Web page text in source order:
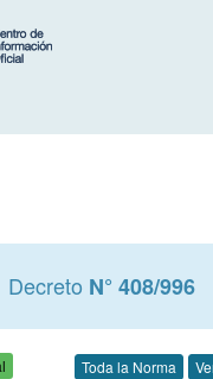
Decreto N° 408/996
Toda la Norma